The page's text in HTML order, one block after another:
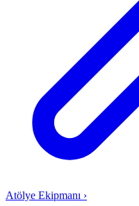
Atölye Ekipmanı ›